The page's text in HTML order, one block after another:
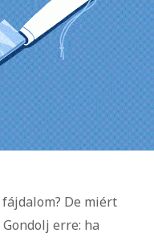
De miért
erre: ha